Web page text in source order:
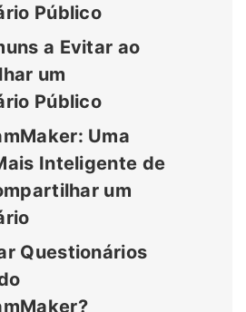
Público
a Evitar ao
um
Público
Uma
Inteligente de
um
Questionários